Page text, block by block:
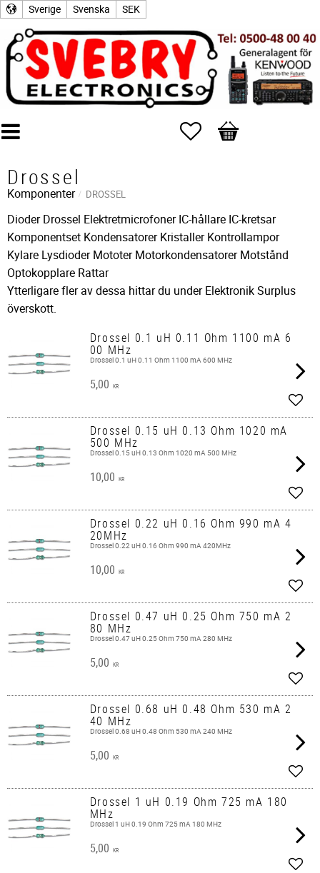
Sverige Svenska SEK
Favoriter
Kundvagn
Drossel
Komponenter DROSSEL
Dioder Drossel Elektretmicrofoner IC-hållare IC-kretsar
Komponentset Kondensatorer Kristaller Kontrollampor
Kylare Lysdioder Mototer Motorkondensatorer Motstånd
Optokopplare Rattar
Ytterligare fler av dessa hittar du under Elektronik Surplus
överskott.
Drossel 0.1 uH 0.11 Ohm 1100 mA 6
00 MHz
Drossel 0.1 uH 0.11 Ohm 1100 mA 600 MHz
5,00 KR
Drossel 0.15 uH 0.13 Ohm 1020 mA
500 MHz
Drossel 0.15 uH 0.13 Ohm 1020 mA 500 MHz
10,00 KR
Drossel 0.22 uH 0.16 Ohm 990 mA 4
20MHz
Drossel 0.22 uH 0.16 Ohm 990 mA 420MHz
10,00 KR
Drossel 0.47 uH 0.25 Ohm 750 mA 2
80 MHz
Drossel 0.47 uH 0.25 Ohm 750 mA 280 MHz
5,00 KR
Drossel 0.68 uH 0.48 Ohm 530 mA 2
40 MHz
Drossel 0.68 uH 0.48 Ohm 530 mA 240 MHz
5,00 KR
Drossel 1 uH 0.19 Ohm 725 mA 180
MHz
Drossel 1 uH 0.19 Ohm 725 mA 180 MHz
5,00 KR